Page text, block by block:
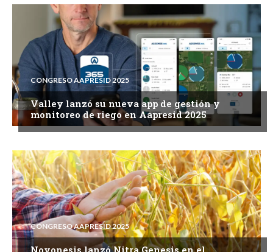
CONGRESO AAPRESID 2025
Valley lanzó su nueva app de gestión y
monitoreo de riego en Aapresid 2025
CONGRESO AAPRESID 2025
Novonesis lanzó Nitra Genesis en el